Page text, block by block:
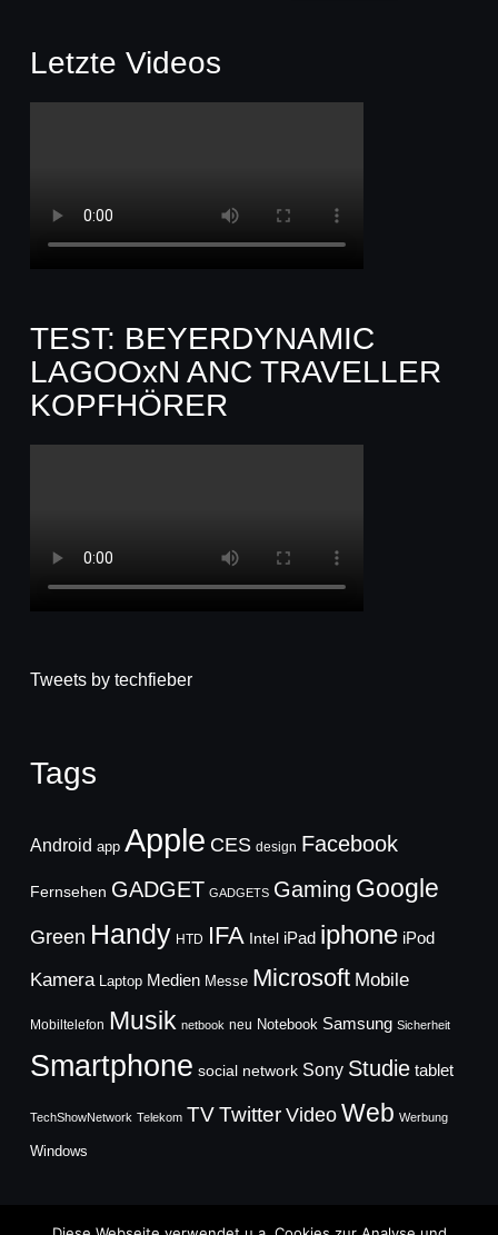
Letzte Videos
TEST: BEYERDYNAMIC
LAGOOxN ANC TRAVELLER
KOPFHÖRER
Tweets by techfieber
Tags
Android app Apple CES design Facebook
Fernsehen GADGET GADGETS Gaming Google
Green Handy HTD IFA Intel iPad iphone iPod
Kamera Laptop Medien Messe Microsoft Mobile
Mobiltelefon Musik netbook neu Notebook Samsung Sicherheit
Smartphone social network Sony Studie tablet
TechShowNetwork Telekom TVTwitter Video Web Werbung
Windows